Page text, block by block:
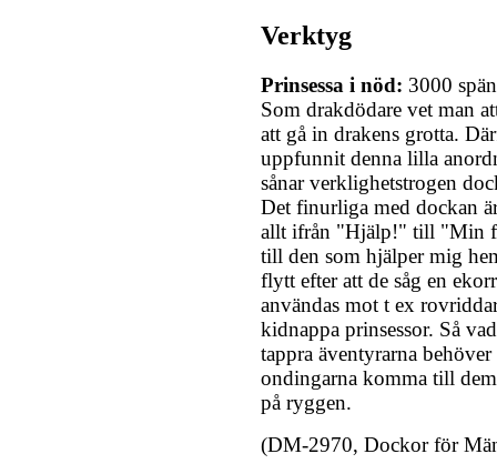
Verktyg
Prinsessa i nöd: 3000
Som drakdödare vet man
att gå in drakens grotta.
uppfunnit denna lilla
sånar verklighetstrogen
Det finurliga med dockan
allt ifrån "Hjälp!" till "Min
till den som hjälper mig
flytt efter att de såg en
användas mot t ex
kidnappa prinsessor. Så
tappra äventyrarna
ondingarna komma till
på ryggen.
(DM-2970, Dockor för